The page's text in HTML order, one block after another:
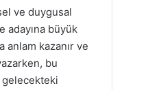
ve duygusal
adayına büyük
kazanır ve
bu
gelecekteki